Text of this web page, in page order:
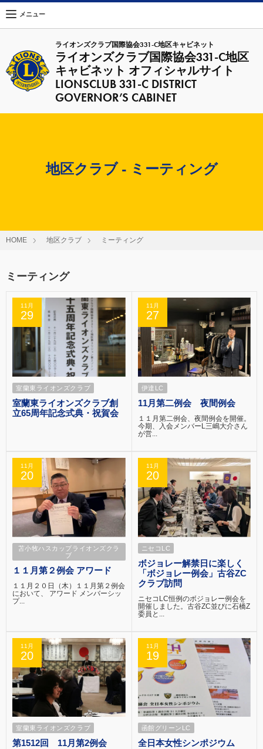
ライオンズクラブ国際協会331-C地区キャビネット
ライオンズクラブ国際協会331-C地区
キャビネット オフィシャルサイト
LIONSCLUB 331-C DISTRICT
GOVERNOR’S CABINET
メニュー
地区クラブ - ミーティング
HOME 地区クラブ ミーティング
ミーティング
11月
29
室蘭東ライオンズクラブ
室蘭東ライオンズクラブ創
立65周年記念式典・祝賀会
11月
27
伊達LC
11月第二例会 夜間例会
１１月第二例会、夜間例会を開催。
今期、入会メンバーL三嶋大介さん
が営...
11月
20
苫小牧ハスカップライオンズクラ
ブ
１１月第２例会 アワード
１１月２０日（木）１１月第２例会
において、 アワード メンバーシッ
プ...
11月
20
ニセコLC
ボジョレー解禁日に楽しく
「ボジョレー例会」古谷ZC
クラブ訪問
ニセコLC恒例のボジョレー例会を
開催しました。古谷ZC並びに石橋Z
委員と...
11月
20
室蘭東ライオンズクラブ
第1512回 11月第2例会
11月
19
函館グリーンLC
全日本女性シンポジウム